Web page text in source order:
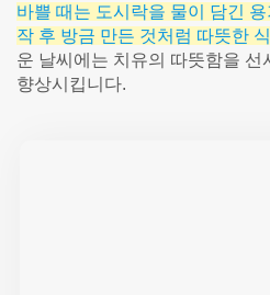
바쁠 때는 도시락을 물이 담긴
작 후 방금 만든 것처럼 따뜻한
운 날씨에는 치유의 따뜻함을 선
향상시킵니다.